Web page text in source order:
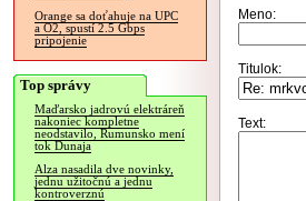
Orange sa doťahuje na UPC
a O2, spustí 2.5 Gbps
pripojenie
Top správy
Maďarsko jadrovú elektráreň
nakoniec kompletne
neodstavilo, Rumunsko mení
tok Dunaja
Alza nasadila dve novinky,
jednu užitočnú a jednu
kontroverznú
Meno:
Titulok:
Text: